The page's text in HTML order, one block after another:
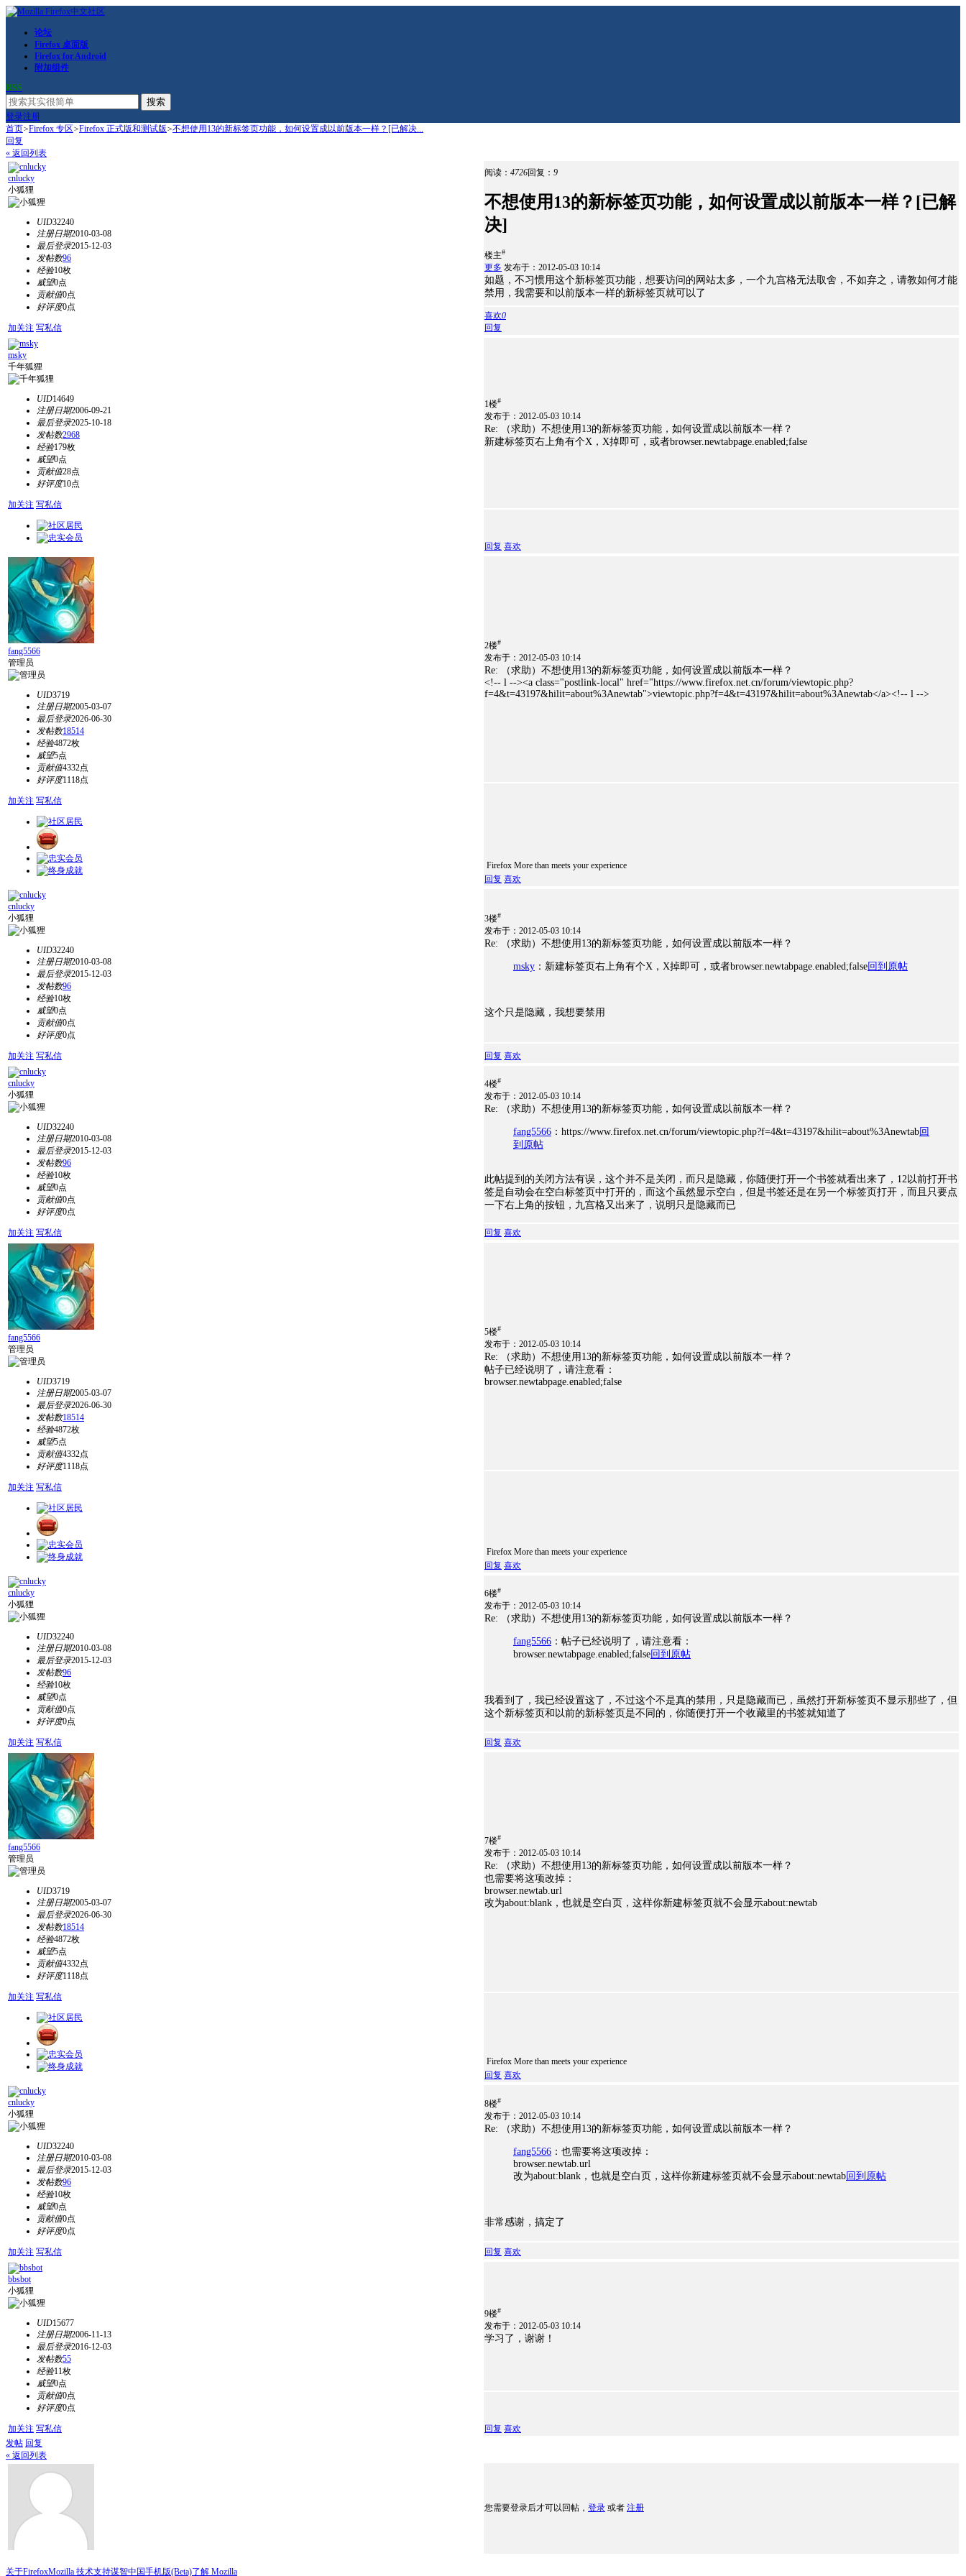
论坛
Firefox 桌面版
Firefox for Android
附加组件
RSS
搜索
登录注册
首页>Firefox 专区>Firefox 正式版和测试版>不想使用13的新标签页功能，如何设置成以前版本一样？[已解决...
回复
« 返回列表
cnlucky
小狐狸
UID32240
注册日期2010-03-08
最后登录2015-12-03
发帖数96
经验10枚
威望0点
贡献值0点
好评度0点
加关注 写私信
阅读： 4726回复： 9
不想使用13的新标签页功能，如何设置成以前版本一样？[已解
决]
楼主#
更多 发布于：2012-05-03 10:14
如题，不习惯用这个新标签页功能，想要访问的网站太多，一个九宫格无法取舍，不如弃之，请教如何才能
禁用，我需要和以前版本一样的新标签页就可以了
喜欢0
回复
msky
千年狐狸
UID14649
注册日期2006-09-21
最后登录2025-10-18
发帖数2968
经验179枚
威望0点
贡献值28点
好评度10点
加关注 写私信
1楼#
发布于：2012-05-03 10:14
Re: （求助）不想使用13的新标签页功能，如何设置成以前版本一样？
新建标签页右上角有个X，X掉即可，或者browser.newtabpage.enabled;false
回复 喜欢
fang5566
管理员
UID3719
注册日期2005-03-07
最后登录2026-06-30
发帖数18514
经验4872枚
威望5点
贡献值4332点
好评度1118点
加关注 写私信
2楼#
发布于：2012-05-03 10:14
Re: （求助）不想使用13的新标签页功能，如何设置成以前版本一样？
<!-- l --><a class="postlink-local" href="https://www.firefox.net.cn/forum/viewtopic.php?
f=4&t=43197&hilit=about%3Anewtab">viewtopic.php?f=4&t=43197&hilit=about%3Anewtab</a><!-- l -->
Firefox More than meets your experience
回复 喜欢
cnlucky
小狐狸
UID32240
注册日期2010-03-08
最后登录2015-12-03
发帖数96
经验10枚
威望0点
贡献值0点
好评度0点
加关注 写私信
3楼#
发布于：2012-05-03 10:14
Re: （求助）不想使用13的新标签页功能，如何设置成以前版本一样？
msky ：新建标签页右上角有个X，X掉即可，或者browser.newtabpage.enabled;false回到原帖
这个只是隐藏，我想要禁用
回复 喜欢
cnlucky
小狐狸
UID32240
注册日期2010-03-08
最后登录2015-12-03
发帖数96
经验10枚
威望0点
贡献值0点
好评度0点
加关注 写私信
4楼#
发布于：2012-05-03 10:14
Re: （求助）不想使用13的新标签页功能，如何设置成以前版本一样？
fang5566 ：https://www.firefox.net.cn/forum/viewtopic.php?f=4&t=43197&hilit=about%3Anewtab回
到原帖
此帖提到的关闭方法有误，这个并不是关闭，而只是隐藏，你随便打开一个书签就看出来了，12以前打开书
签是自动会在空白标签页中打开的，而这个虽然显示空白，但是书签还是在另一个标签页打开，而且只要点
一下右上角的按钮，九宫格又出来了，说明只是隐藏而已
回复 喜欢
fang5566
管理员
UID3719
注册日期2005-03-07
最后登录2026-06-30
发帖数18514
经验4872枚
威望5点
贡献值4332点
好评度1118点
加关注 写私信
5楼#
发布于：2012-05-03 10:14
Re: （求助）不想使用13的新标签页功能，如何设置成以前版本一样？
帖子已经说明了，请注意看：
browser.newtabpage.enabled;false
Firefox More than meets your experience
回复 喜欢
cnlucky
小狐狸
UID32240
注册日期2010-03-08
最后登录2015-12-03
发帖数96
经验10枚
威望0点
贡献值0点
好评度0点
加关注 写私信
6楼#
发布于：2012-05-03 10:14
Re: （求助）不想使用13的新标签页功能，如何设置成以前版本一样？
fang5566 ：帖子已经说明了，请注意看：
browser.newtabpage.enabled;false回到原帖
我看到了，我已经设置这了，不过这个不是真的禁用，只是隐藏而已，虽然打开新标签页不显示那些了，但
这个新标签页和以前的新标签页是不同的，你随便打开一个收藏里的书签就知道了
回复 喜欢
fang5566
管理员
UID3719
注册日期2005-03-07
最后登录2026-06-30
发帖数18514
经验4872枚
威望5点
贡献值4332点
好评度1118点
加关注 写私信
7楼#
发布于：2012-05-03 10:14
Re: （求助）不想使用13的新标签页功能，如何设置成以前版本一样？
也需要将这项改掉：
browser.newtab.url
改为about:blank，也就是空白页，这样你新建标签页就不会显示about:newtab
Firefox More than meets your experience
回复 喜欢
cnlucky
小狐狸
UID32240
注册日期2010-03-08
最后登录2015-12-03
发帖数96
经验10枚
威望0点
贡献值0点
好评度0点
加关注 写私信
8楼#
发布于：2012-05-03 10:14
Re: （求助）不想使用13的新标签页功能，如何设置成以前版本一样？
fang5566 ：也需要将这项改掉：
browser.newtab.url
改为about:blank，也就是空白页，这样你新建标签页就不会显示about:newtab回到原帖
非常感谢，搞定了
回复 喜欢
bbsbot
小狐狸
UID15677
注册日期2006-11-13
最后登录2016-12-03
发帖数55
经验11枚
威望0点
贡献值0点
好评度0点
加关注 写私信
9楼#
发布于：2012-05-03 10:14
学习了，谢谢！
回复 喜欢
发帖 回复
« 返回列表
您需要登录后才可以回帖， 登录 或者 注册
关于FirefoxMozilla 技术支持谋智中国手机版(Beta)了解 Mozilla